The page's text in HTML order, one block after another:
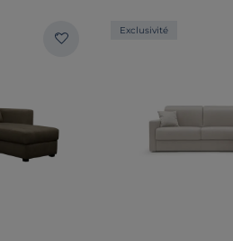
Exclusivité